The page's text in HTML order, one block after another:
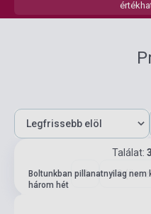
Találat:
99
Boltunkban pillanatnyilag
három hét